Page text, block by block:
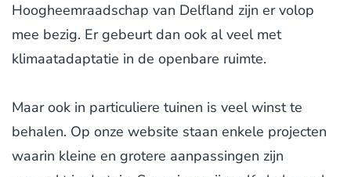
Hoogheemraadschap van Delfland zijn er volop
mee bezig. Er gebeurt dan ook al veel met
klimaatadaptatie in de openbare ruimte.
Maar ook in particuliere tuinen is veel winst te
behalen. Op onze website staan enkele projecten
waarin kleine en grotere aanpassingen zijn